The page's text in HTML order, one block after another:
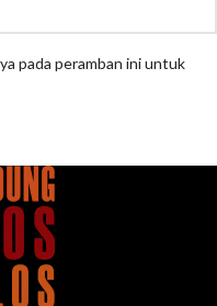
pada peramban ini untuk